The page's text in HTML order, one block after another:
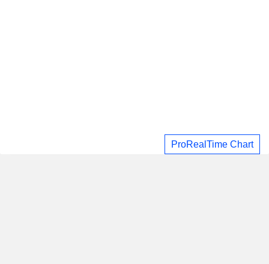
ProRealTime Chart